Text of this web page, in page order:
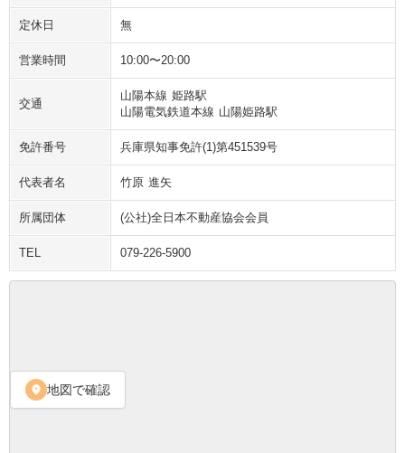
定休日 無
営業時間 10:00〜20:00
交通
山陽本線 姫路駅
山陽電気鉄道本線 山陽姫路駅
免許番号 兵庫県知事免許(1)第451539号
代表者名 竹原 進矢
所属団体 (公社)全日本不動産協会会員
TEL 079-226-5900
location_on 地図で確認